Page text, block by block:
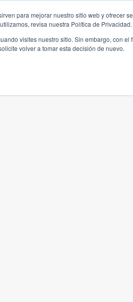
para mejorar nuestro sitio web y ofrecer
revisa nuestra Política de Privacidad.
visites nuestro sitio. Sin embargo, con
volver a tomar esta decisión de nuevo.